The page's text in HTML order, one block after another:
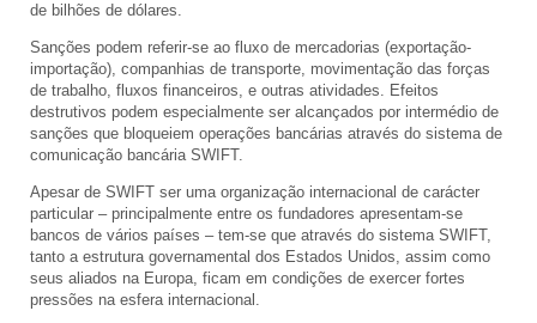
de bilhões de dólares.
Sanções podem referir-se ao fluxo de mercadorias (exportação-
importação), companhias de transporte, movimentação das forças
de trabalho, fluxos financeiros, e outras atividades. Efeitos
destrutivos podem especialmente ser alcançados por intermédio de
sanções que bloqueiem operações bancárias através do sistema de
comunicação bancária SWIFT.
Apesar de SWIFT ser uma organização internacional de carácter
particular – principalmente entre os fundadores apresentam-se
bancos de vários países – tem-se que através do sistema SWIFT,
tanto a estrutura governamental dos Estados Unidos, assim como
seus aliados na Europa, ficam em condições de exercer fortes
pressões na esfera internacional.